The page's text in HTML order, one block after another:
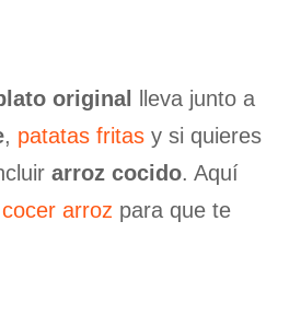
original
lleva junto a
, patatas fritas y si quieres
arroz cocido. Aquí
arroz para que te